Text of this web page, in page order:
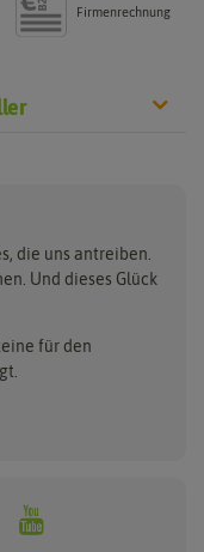
Firmenrechnung
für Werbezwecke
Sets
Samen
Oase
Vogelwelt
die uns antreiben.
Und dieses Glück
für den